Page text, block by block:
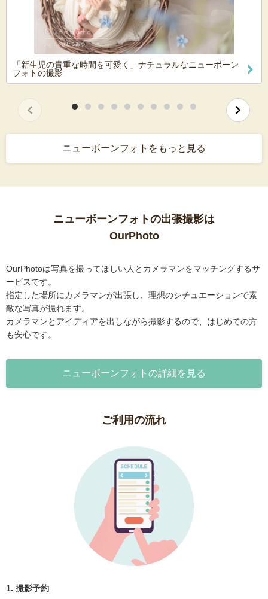
「新生児の貴重な時間を可愛く」ナチュラルなニューボーン
フォトの撮影
ニューボーンフォトをもっと見る
ニューボーンフォトの出張撮影は
OurPhoto
OurPhotoは写真を撮ってほしい人とカメラマンをマッチングするサ
ービスです。
指定した場所にカメラマンが出張し、理想のシチュエーションで素
敵な写真が撮れます。
カメラマンとアイディアを出しながら撮影するので、はじめての方
も安心です。
ニューボーンフォトの詳細を見る
ご利用の流れ
1. 撮影予約